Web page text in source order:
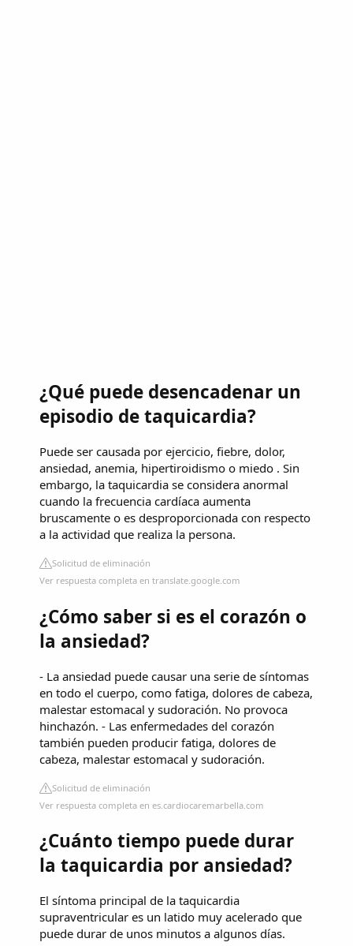
¿Qué puede desencadenar un
episodio de taquicardia?
Puede ser causada por ejercicio, fiebre, dolor,
ansiedad, anemia, hipertiroidismo o miedo . Sin
embargo, la taquicardia se considera anormal
cuando la frecuencia cardíaca aumenta
bruscamente o es desproporcionada con respecto
a la actividad que realiza la persona.
Solicitud de eliminación
Ver respuesta completa en translate.google.com
¿Cómo saber si es el corazón o
la ansiedad?
- La ansiedad puede causar una serie de síntomas
en todo el cuerpo, como fatiga, dolores de cabeza,
malestar estomacal y sudoración. No provoca
hinchazón. - Las enfermedades del corazón
también pueden producir fatiga, dolores de
cabeza, malestar estomacal y sudoración.
Solicitud de eliminación
Ver respuesta completa en es.cardiocaremarbella.com
¿Cuánto tiempo puede durar
la taquicardia por ansiedad?
El síntoma principal de la taquicardia
supraventricular es un latido muy acelerado que
puede durar de unos minutos a algunos días.